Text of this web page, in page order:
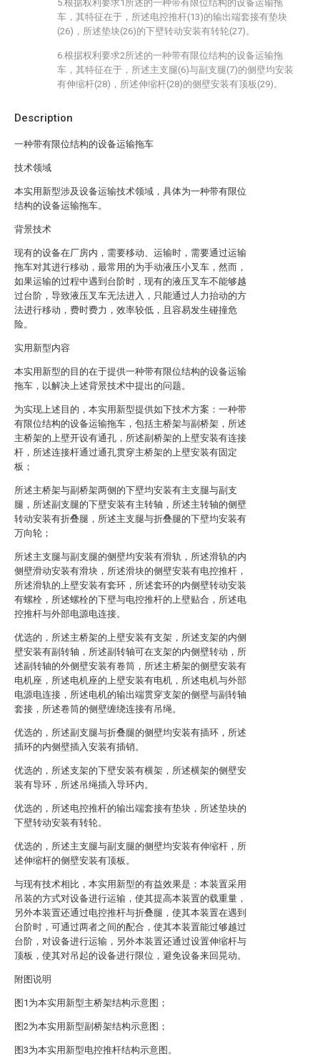
Description
一种带有限位结构的设备运输拖车
技术领域
本实用新型涉及设备运输技术领域，具体为一种带有限位
结构的设备运输拖车。
背景技术
现有的设备在厂房内，需要移动、运输时，需要通过运输
拖车对其进行移动，最常用的为手动液压小叉车，然而，
如果运输的过程中遇到台阶时，现有的液压叉车不能够越
过台阶，导致液压叉车无法进入，只能通过人力抬动的方
法进行移动，费时费力，效率较低，且容易发生碰撞危
险。
实用新型内容
本实用新型的目的在于提供一种带有限位结构的设备运输
拖车，以解决上述背景技术中提出的问题。
为实现上述目的，本实用新型提供如下技术方案：一种带
有限位结构的设备运输拖车，包括主桥架与副桥架，所述
主桥架的上壁开设有通孔，所述副桥架的上壁安装有连接
杆，所述连接杆通过通孔贯穿主桥架的上壁安装有固定
板；
所述主桥架与副桥架两侧的下壁均安装有主支腿与副支
腿，所述副支腿的下壁安装有主转轴，所述主转轴的侧壁
转动安装有折叠腿，所述主支腿与折叠腿的下壁均安装有
万向轮；
所述主支腿与副支腿的侧壁均安装有滑轨，所述滑轨的内
侧壁滑动安装有滑块，所述滑块的侧壁安装有电控推杆，
所述滑轨的上壁安装有套环，所述套环的内侧壁转动安装
有螺栓，所述螺栓的下壁与电控推杆的上壁贴合，所述电
控推杆与外部电源电连接。
优选的，所述主桥架的上壁安装有支架，所述支架的内侧
壁安装有副转轴，所述副转轴可在支架的内侧壁转动，所
述副转轴的外侧壁安装有卷筒，所述主桥架的侧壁安装有
电机座，所述电机座的上壁安装有电机，所述电机与外部
电源电连接，所述电机的输出端贯穿支架的侧壁与副转轴
套接，所述卷筒的侧壁缠绕连接有吊绳。
优选的，所述副支腿与折叠腿的侧壁均安装有插环，所述
插环的内侧壁插入安装有插销。
优选的，所述支架的下壁安装有横架，所述横架的侧壁安
装有导环，所述吊绳插入导环内。
优选的，所述电控推杆的输出端套接有垫块，所述垫块的
下壁转动安装有转轮。
优选的，所述主支腿与副支腿的侧壁均安装有伸缩杆，所
述伸缩杆的侧壁安装有顶板。
与现有技术相比，本实用新型的有益效果是：本装置采用
吊装的方式对设备进行运输，使其提高本装置的载重量，
另外本装置还通过电控推杆与折叠腿，使其本装置在遇到
台阶时，可通过两者之间的配合，使其本装置能过够越过
台阶，对设备进行运输，另外本装置还通过设置伸缩杆与
顶板，使其对吊起的设备进行限位，避免设备来回晃动。
附图说明
图1为本实用新型主桥架结构示意图；
图2为本实用新型副桥架结构示意图；
图3为本实用新型电控推杆结构示意图。
5.根据权利要求1所述的一种带有限位结构的设备运输拖
车，其特征在于，所述电控推杆(13)的输出端套接有垫块
(26)，所述垫块(26)的下壁转动安装有转轮(27)。
6.根据权利要求2所述的一种带有限位结构的设备运输拖
车，其特征在于，所述主支腿(6)与副支腿(7)的侧壁均安装
有伸缩杆(28)，所述伸缩杆(28)的侧壁安装有顶板(29)。